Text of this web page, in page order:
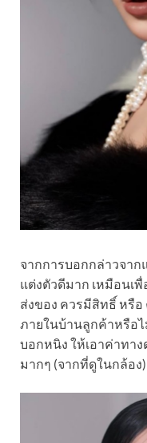
จากการบอกกล่าวจา
แต่งตัวดีมาก เหมือนเ
ส่งของ ควรมีสิทธิ์ หรื
ภายในบ้านลูกค้าหรือไ
บอกหนิง ให้เอาค่าทา
มากๆ (จากที่ดูในกล้อง)